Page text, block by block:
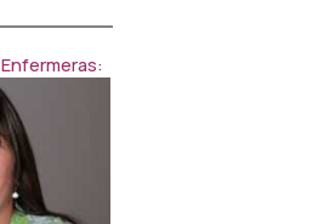
Enfermeras: